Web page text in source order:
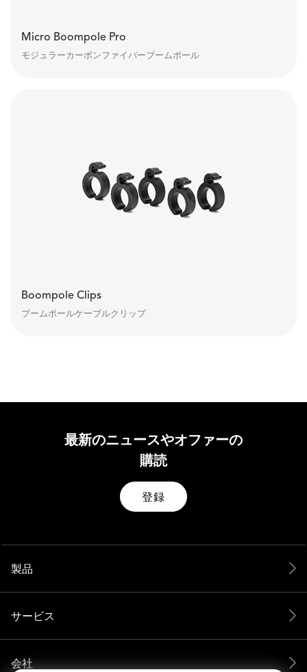
Micro Boompole Pro
モジュラーカーボンファイバーブームポール
Boompole Clips
ブームポールケーブルクリップ
最新のニュースやオファーの
購読
登録
製品
サービス
会社